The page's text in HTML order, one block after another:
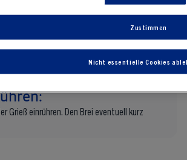
Grieß einrühren. Den Brei eventuell kurz
Nicht essentielle Cookies
Zustimmen